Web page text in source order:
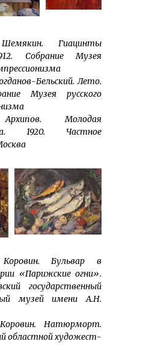
Гиацинты
Собрание Музея
Бельский. Лето.
Музея русского
Молодая
1920. Частное
Бульвар в
«Парижские огни».
государственный
музей имени А.Н.
Натюрморт.
областной худо­же­ст­